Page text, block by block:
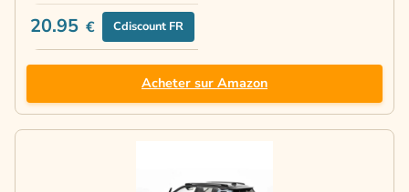
20.95 € Cdiscount FR
Acheter sur Amazon